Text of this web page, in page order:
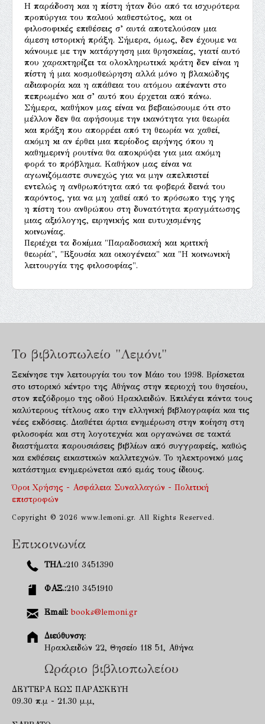
Η παράδοση και η πίστη ήταν δύο από τα ισχυρότερα
προπύργια του παλιού καθεστώτος, και οι
φιλοσοφικές επιθέσεις σ’ αυτά αποτελούσαν μια
άμεση ιστορική πράξη. Σήμερα, όμως, δεν έχουμε να
κάνουμε με την κατάργηση μια θρησκείας, γιατί αυτό
που χαρακτηρίζει τα ολοκληρωτικά κράτη δεν είναι η
πίστη ή μια κοσμοθεώρηση αλλά μόνο η βλακώδης
αδιαφορία και η απάθεια του ατόμου απέναντι στο
πεπρωμένο και σ’ αυτό που έρχεται από πάνω.
Σήμερα, καθήκον μας είναι να βεβαιώσουμε ότι στο
μέλλον δεν θα αφήσουμε την ικανότητα για θεωρία
και πράξη που απορρέει από τη θεωρία να χαθεί,
ακόμη κι αν έρθει μια περίοδος ειρήνης όπου η
καθημερινή ρουτίνα θα αποκρύψει για μια ακόμη
φορά το πρόβλημα. Καθήκον μας είναι να
αγωνιζόμαστε συνεχώς για να μην απελπιστεί
εντελώς η ανθρωπότητα από τα φοβερά δεινά του
παρόντος, για να μη χαθεί από το πρόσωπο της γης
η πίστη του ανθρώπου στη δυνατότητα πραγμάτωσης
μιας αξιόλογης, ειρηνικής και ευτυχισμένης
κοινωνίας.
Περιέχει τα δοκίμια "Παραδοσιακή και κριτική
θεωρία", "Εξουσία και οικογένεια" και "Η κοινωνική
λειτουργία της φιλοσοφίας".
Το βιβλιοπωλείο "Λεμόνι"
Ξεκίνησε την λειτουργία του τον Μάιο του 1998. Βρίσκεται
στο ιστορικό κέντρο της Αθήνας στην περιοχή του θησείου,
στον πεζόδρομο της οδού Ηρακλειδών. Επιλέγει πάντα τους
καλύτερους τίτλους απο την ελληνική βιβλιογραφία και τις
νέες εκδόσεις. Διαθέτει άρτια ενημέρωση στην ποίηση στη
φιλοσοφία και στη λογοτεχνία και οργανώνει σε τακτά
διαστήματα παρουσιάσεις βιβλίων από συγγραφείς, καθώς
και εκθέσεις εικαστικών καλλιτεχνών. Το ηλεκτρονικό μας
κατάστημα ενημερώνεται από εμάς τους ίδιους.
Όροι Χρήσης - Ασφάλεια Συναλλαγών - Πολιτική
επιστροφών
Copyright © 2026 www.lemoni.gr. All Rights Reserved.
Επικοινωνία
ΤΗΛ.:210 3451390
ΦΑΞ.:210 3451910
Email: books@lemoni.gr
Διεύθυνση:
Ηρακλειδών 22, Θησείο 118 51, Αθήνα
Ωράριο βιβλιοπωλείου
ΔΕΥΤΕΡΑ ΕΩΣ ΠΑΡΑΣΚΕΥΗ
09.30 π.μ - 21.30 μ.μ,